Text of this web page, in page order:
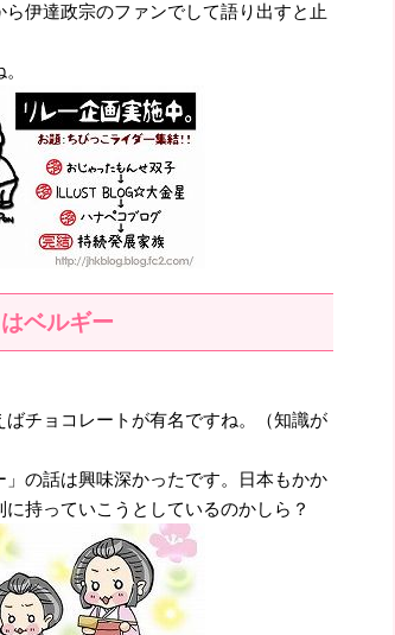
伊達政宗のファンでして語り出すと止
はベルギー
チョコレートが有名ですね。（知識が
の話は興味深かったです。日本もかか
持っていこうとしているのかしら？